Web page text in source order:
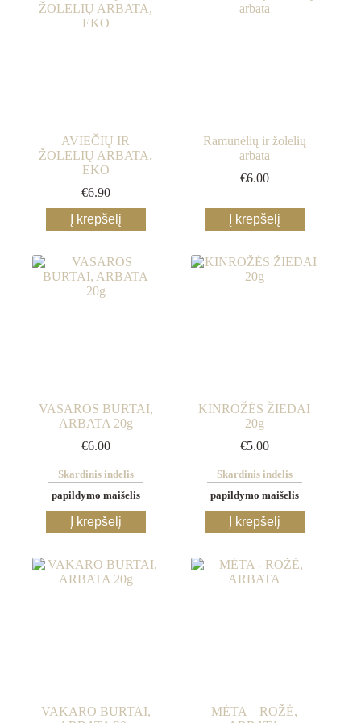
AVIEČIŲ IR
ŽOLELIŲ ARBATA,
EKO
€6.90
Į krepšelį
Ramunėlių ir žolelių
arbata
€6.00
Į krepšelį
VASAROS BURTAI,
ARBATA 20g
€6.00
Skardinis indelis
papildymo maišelis
Į krepšelį
This
product
multiple
variants.
page
KINROŽĖS ŽIEDAI
20g
€5.00
Skardinis indelis
papildymo maišelis
Į krepšelį
This
product
multiple
variants.
page
VAKARO BURTAI,
MĖTA – ROŽĖ,